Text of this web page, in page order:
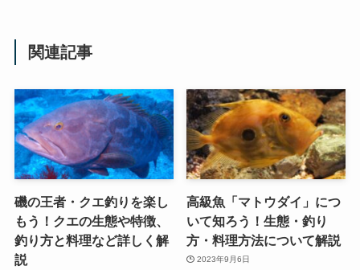
関連記事
磯の王者・クエ釣りを楽し
もう！クエの生態や特徴、
釣り方と料理など詳しく解
説
高級魚「マトウダイ」につ
いて知ろう！生態・釣り
方・料理方法について解説
2023年9月6日